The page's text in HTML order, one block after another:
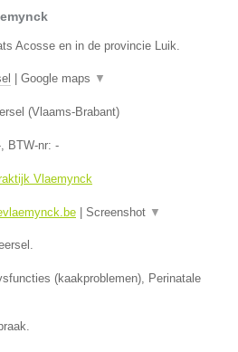
Acosse en in de provincie Luik.
Google maps ▼
(Vlaams-Brabant)
, BTW-nr: -
Vlaemynck
Screenshot ▼
(kaakproblemen), Perinatale